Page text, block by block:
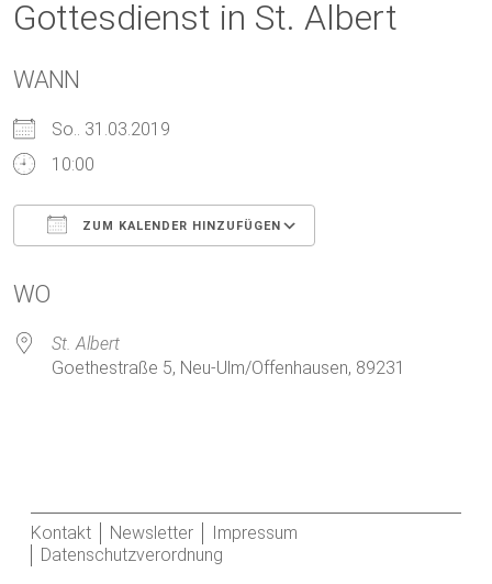
Gottesdienst in St. Albert
WANN
So.. 31.03.2019
10:00
ZUM KALENDER HINZUFÜGEN
WO
St. Albert
Goethestraße 5, Neu-Ulm/Offenhausen, 89231
Kontakt Newsletter
Impressum
Datenschutzverordnung